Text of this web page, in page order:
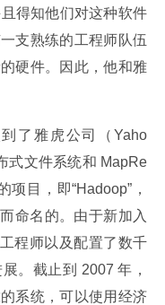
得知他们对这种软件
支熟练的工程师队伍
硬件。因此，他和雅
了雅虎公司（Yaho
式文件系统和 MapRe
目，即“Hadoop”，
命名的。由于新加入
程师以及配置了数千
。截止到 2007 年，
系统，可以使用经济